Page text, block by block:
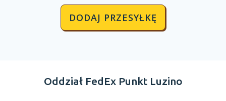
DODAJ PRZESYŁKĘ
Oddział FedEx Punkt Luzino